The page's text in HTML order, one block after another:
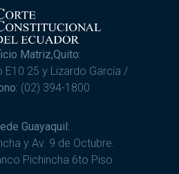
Matriz,Quito:
E10 25 y Lizardo García /
(02) 394-1800
Guayaquil:
y Av. 9 de Octubre.
Pichincha 6to Piso